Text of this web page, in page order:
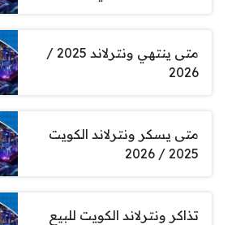
متى ينتهي ونترلاند 2025 /
2026
متى يسكر ونترلاند الكويت
2025 / 2026
تذاكر ونترلاند الكويت للبيع